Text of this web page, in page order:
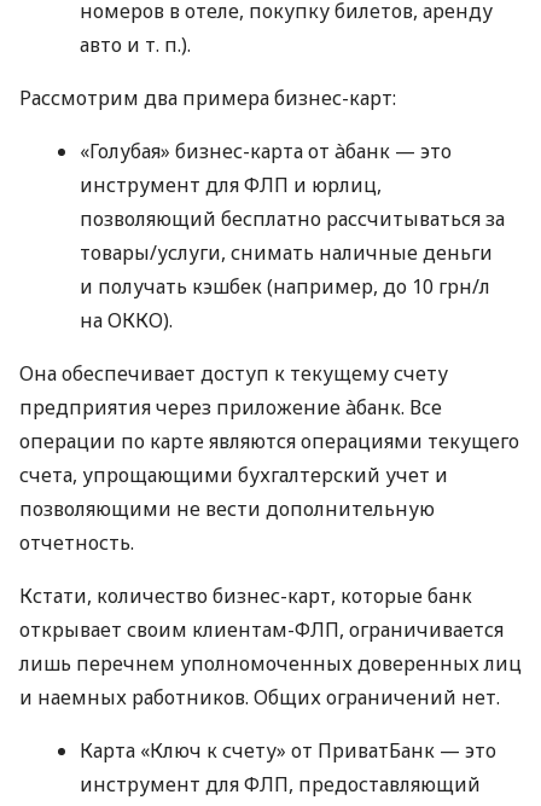
номеров в отеле, покупку билетов, аренду
авто и т. п.).
Рассмотрим два примера бизнес-карт:
«Голубая» бизнес-карта от àбанк — это
инструмент для ФЛП и юрлиц,
позволяющий бесплатно рассчитываться за
товары/услуги, снимать наличные деньги
и получать кэшбек (например, до 10 грн/л
на ОККО).
Она обеспечивает доступ к текущему счету
предприятия через приложение àбанк. Все
операции по карте являются операциями текущего
счета, упрощающими бухгалтерский учет и
позволяющими не вести дополнительную
отчетность.
Кстати, количество бизнес-карт, которые банк
открывает своим клиентам-ФЛП, ограничивается
лишь перечнем уполномоченных доверенных лиц
и наемных работников. Общих ограничений нет.
Карта «Ключ к счету» от ПриватБанк — это
инструмент для ФЛП, предоставляющий